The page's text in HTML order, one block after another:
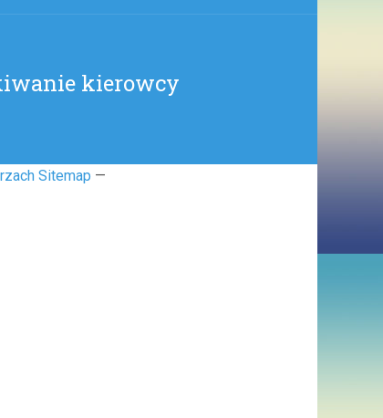
kierowcy
Sitemap —